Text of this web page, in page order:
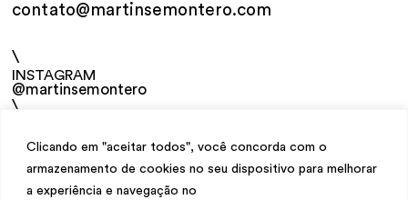
Clicando em "aceitar todos", você concorda com o
armazenamento de cookies no seu dispositivo para melhorar
a experiência e navegação no
contato@martinsemontero.com
\
INSTAGRAM
@martinsemontero
\